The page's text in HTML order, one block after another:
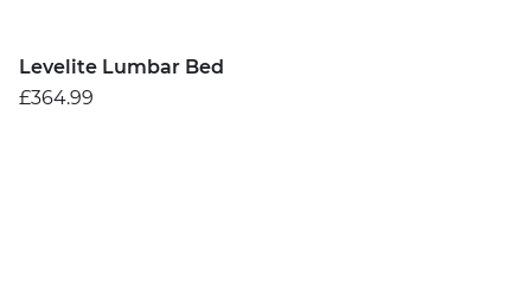
Levelite Lumbar Bed
£364.99